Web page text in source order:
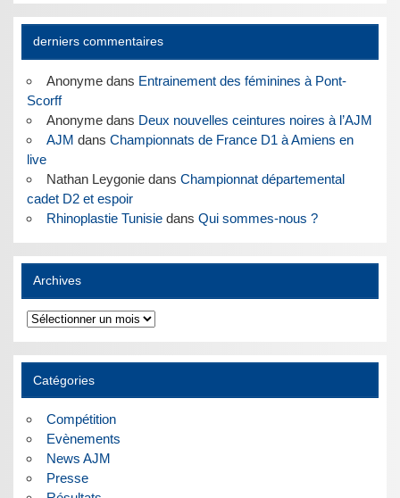
derniers commentaires
Anonymedans Entrainement des féminines à Pont-
Scorff
Anonymedans Deux nouvelles ceintures noires à l’AJM
AJM dans Championnats de France D1 à Amiens en
live
Nathan Leygoniedans Championnat départemental
cadet D2 et espoir
Rhinoplastie Tunisiedans Qui sommes-nous ?
Archives
Archives
Catégories
Compétition
Evènements
News AJM
Presse